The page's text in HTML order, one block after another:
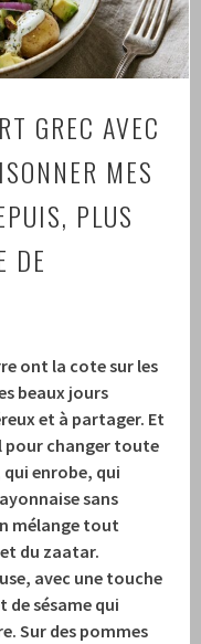
GREC AVEC
MES
PLUS
DE
ont la cote sur les
beaux jours
et à partager. Et
changer toute
qui enrobe, qui
sans
mélange tout
du zaatar.
, avec une touche
de sésame qui
Sur des pommes